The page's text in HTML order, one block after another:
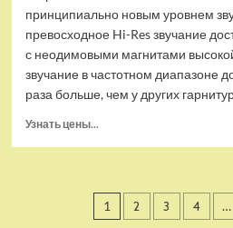
принципиально новым уровнем
превосходное Hi-Res звучание
с неодимовыми магнитами
звучание в частотном диапазоне
раза больше, чем у других
Узнать цены...
наушники
Пагинация
1 2 3 4 …